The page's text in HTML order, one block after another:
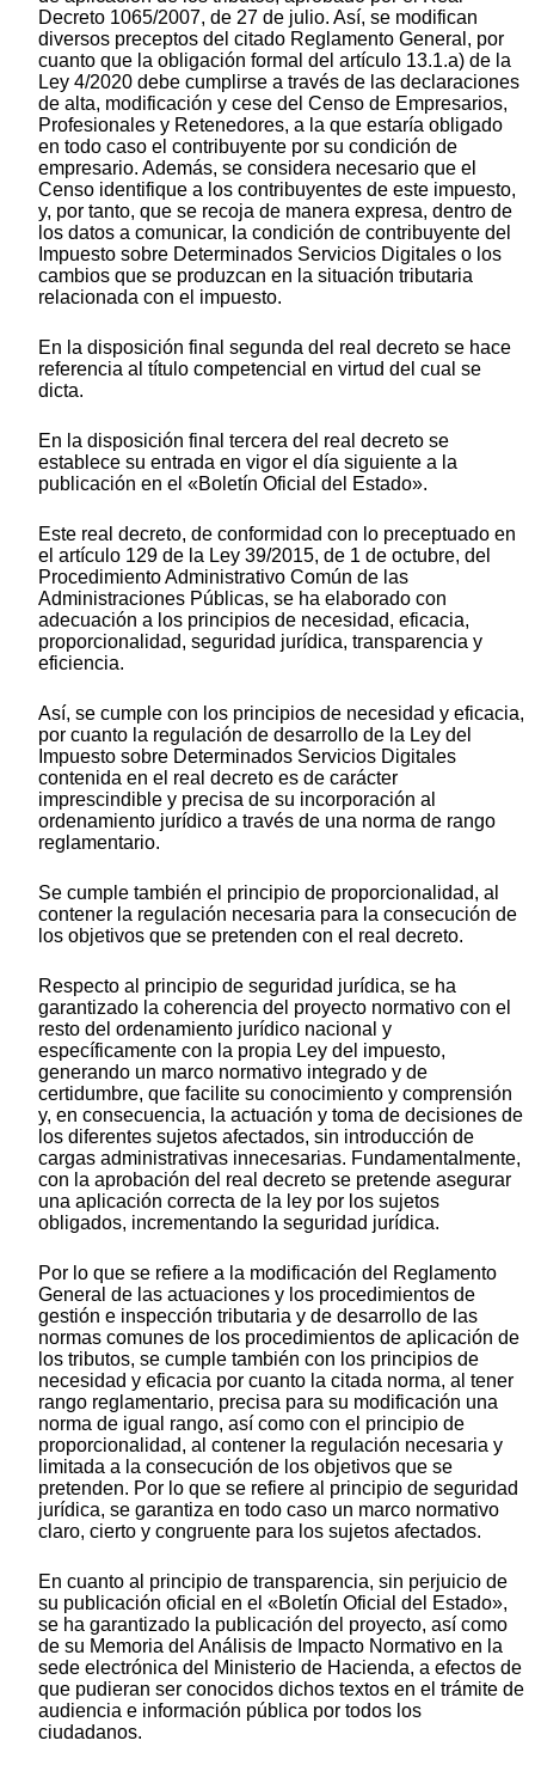
Decreto 1065/2007, de 27 de julio. Así, se modifican
diversos preceptos del citado Reglamento General, por
cuanto que la obligación formal del artículo 13.1.a) de la
Ley 4/2020 debe cumplirse a través de las declaraciones
de alta, modificación y cese del Censo de Empresarios,
Profesionales y Retenedores, a la que estaría obligado
en todo caso el contribuyente por su condición de
empresario. Además, se considera necesario que el
Censo identifique a los contribuyentes de este impuesto,
y, por tanto, que se recoja de manera expresa, dentro de
los datos a comunicar, la condición de contribuyente del
Impuesto sobre Determinados Servicios Digitales o los
cambios que se produzcan en la situación tributaria
relacionada con el impuesto.
En la disposición final segunda del real decreto se hace
referencia al título competencial en virtud del cual se
dicta.
En la disposición final tercera del real decreto se
establece su entrada en vigor el día siguiente a la
publicación en el «Boletín Oficial del Estado».
Este real decreto, de conformidad con lo preceptuado en
el artículo 129 de la Ley 39/2015, de 1 de octubre, del
Procedimiento Administrativo Común de las
Administraciones Públicas, se ha elaborado con
adecuación a los principios de necesidad, eficacia,
proporcionalidad, seguridad jurídica, transparencia y
eficiencia.
Así, se cumple con los principios de necesidad y eficacia,
por cuanto la regulación de desarrollo de la Ley del
Impuesto sobre Determinados Servicios Digitales
contenida en el real decreto es de carácter
imprescindible y precisa de su incorporación al
ordenamiento jurídico a través de una norma de rango
reglamentario.
Se cumple también el principio de proporcionalidad, al
contener la regulación necesaria para la consecución de
los objetivos que se pretenden con el real decreto.
Respecto al principio de seguridad jurídica, se ha
garantizado la coherencia del proyecto normativo con el
resto del ordenamiento jurídico nacional y
específicamente con la propia Ley del impuesto,
generando un marco normativo integrado y de
certidumbre, que facilite su conocimiento y comprensión
y, en consecuencia, la actuación y toma de decisiones de
los diferentes sujetos afectados, sin introducción de
cargas administrativas innecesarias. Fundamentalmente,
con la aprobación del real decreto se pretende asegurar
una aplicación correcta de la ley por los sujetos
obligados, incrementando la seguridad jurídica.
Por lo que se refiere a la modificación del Reglamento
General de las actuaciones y los procedimientos de
gestión e inspección tributaria y de desarrollo de las
normas comunes de los procedimientos de aplicación de
los tributos, se cumple también con los principios de
necesidad y eficacia por cuanto la citada norma, al tener
rango reglamentario, precisa para su modificación una
norma de igual rango, así como con el principio de
proporcionalidad, al contener la regulación necesaria y
limitada a la consecución de los objetivos que se
pretenden. Por lo que se refiere al principio de seguridad
jurídica, se garantiza en todo caso un marco normativo
claro, cierto y congruente para los sujetos afectados.
En cuanto al principio de transparencia, sin perjuicio de
su publicación oficial en el «Boletín Oficial del Estado»,
se ha garantizado la publicación del proyecto, así como
de su Memoria del Análisis de Impacto Normativo en la
sede electrónica del Ministerio de Hacienda, a efectos de
que pudieran ser conocidos dichos textos en el trámite de
audiencia e información pública por todos los
ciudadanos.